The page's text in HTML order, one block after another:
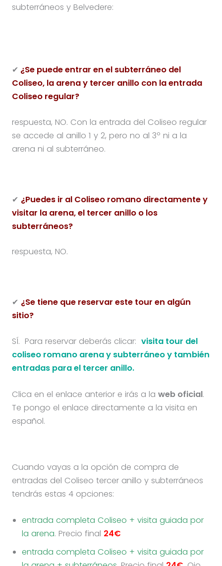
subterráneos y Belvedere:
✔ ¿Se puede entrar en el subterráneo del
Coliseo, la arena y tercer anillo con la entrada
Coliseo regular?
respuesta, NO. Con la entrada del Coliseo regular
se accede al anillo 1 y 2, pero no al 3º ni a la
arena ni al subterráneo.
✔ ¿Puedes ir al Coliseo romano directamente y
visitar la arena, el tercer anillo o los
subterráneos?
respuesta, NO.
✔ ¿Se tiene que reservar este tour en algún
sitio?
SÍ. Para reservar deberás clicar: visita tour del
coliseo romano arena y subterráneo y también
entradas para el tercer anillo.
Clica en el enlace anterior e irás a la web oficial.
Te pongo el enlace directamente a la visita en
español.
Cuando vayas a la opción de compra de
entradas del Coliseo tercer anillo y subterráneos
tendrás estas 4 opciones:
entrada completa Coliseo + visita guiada por
la arena. Precio final 24€
entrada completa Coliseo + visita guiada por